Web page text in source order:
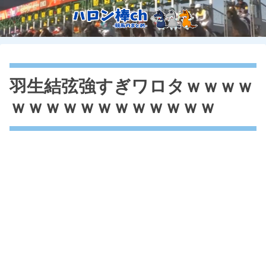
羽生結弦強すぎワロタｗｗｗｗ
ｗｗｗｗｗｗｗｗｗｗｗｗ